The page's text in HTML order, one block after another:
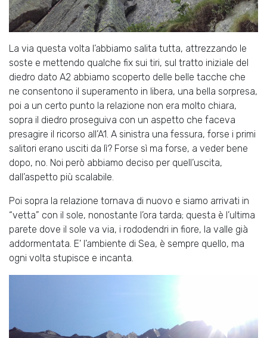
La via questa volta l’abbiamo salita tutta, attrezzando le
soste e mettendo qualche fix sui tiri, sul tratto iniziale del
diedro dato A2 abbiamo scoperto delle belle tacche che
ne consentono il superamento in libera, una bella sorpresa,
poi a un certo punto la relazione non era molto chiara,
sopra il diedro proseguiva con un aspetto che faceva
presagire il ricorso all’A1. A sinistra una fessura, forse i primi
salitori erano usciti da lì? Forse sì ma forse, a veder bene
dopo, no. Noi però abbiamo deciso per quell’uscita,
dall’aspetto più scalabile.
Poi sopra la relazione tornava di nuovo e siamo arrivati in
“vetta” con il sole, nonostante l’ora tarda; questa è l’ultima
parete dove il sole va via, i rododendri in fiore, la valle già
addormentata. E' l’ambiente di Sea, è sempre quello, ma
ogni volta stupisce e incanta.